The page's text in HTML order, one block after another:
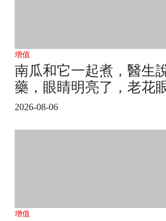
增值
南瓜和它一起煮，醫生
藥，眼睛明亮了，老花
2026-08-06
增值